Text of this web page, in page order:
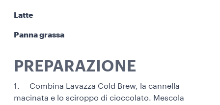
Latte
Panna grassa
PREPARAZIONE
1. Combina Lavazza Cold Brew, la cannella
macinata e lo sciroppo di cioccolato. Mescola